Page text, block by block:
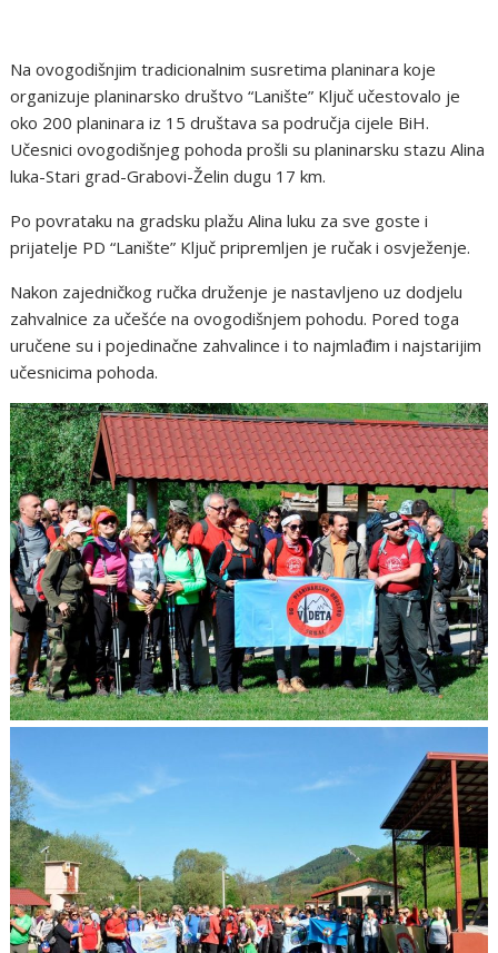
Na ovogodišnjim tradicionalnim susretima planinara koje
organizuje planinarsko društvo “Lanište” Ključ učestovalo je
oko 200 planinara iz 15 društava sa područja cijele BiH.
Učesnici ovogodišnjeg pohoda prošli su planinarsku stazu Alina
luka-Stari grad-Grabovi-Želin dugu 17 km.
Po povrataku na gradsku plažu Alina luku za sve goste i
prijatelje PD “Lanište” Ključ pripremljen je ručak i osvježenje.
Nakon zajedničkog ručka druženje je nastavljeno uz dodjelu
zahvalnice za učešće na ovogodišnjem pohodu. Pored toga
uručene su i pojedinačne zahvalince i to najmlađim i najstarijim
učesnicima pohoda.